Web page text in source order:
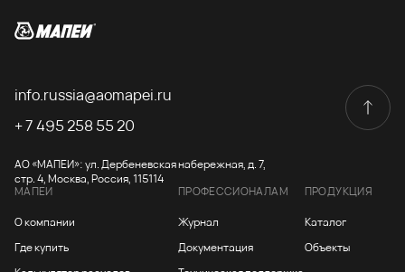
info.russia@aomapei.ru
+ 7 495 258 55 20
АО «МАПЕИ»: ул. Дербеневская набережная, д. 7,
стр. 4, Москва, Россия, 115114
МАПЕИ
О компании
Где купить
ПРОФЕССИОНАЛАМ
Журнал
Документация
ПРОДУКЦИЯ
Каталог
Объекты